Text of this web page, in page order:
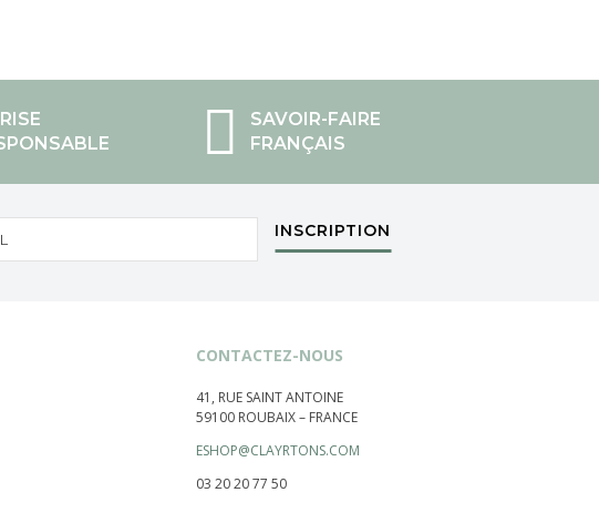
SAVOIR-FAIRE
FRANÇAIS
INSCRIPTION
CONTACTEZ-NOUS
41, RUE SAINT ANTOINE
59100 ROUBAIX – FRANCE
ESHOP@CLAYRTONS.COM
03 20 20 77 50